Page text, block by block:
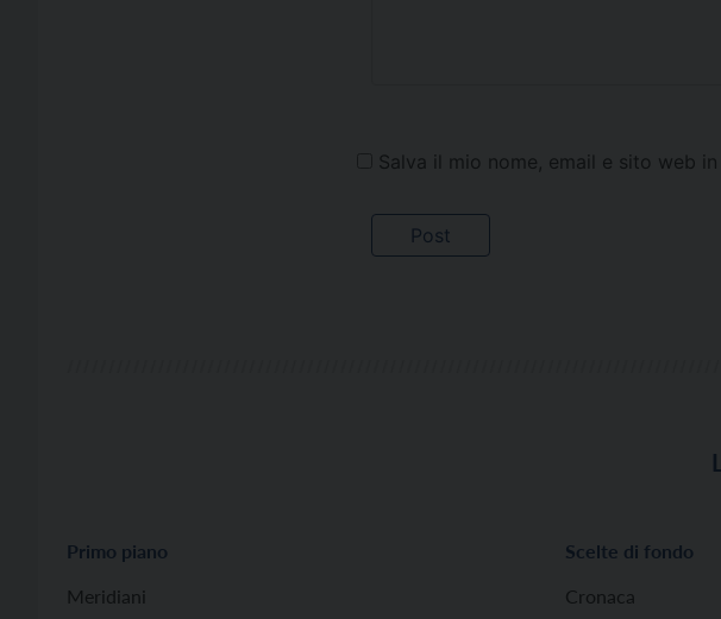
Salva il mio nome, email e sito web
Primo piano
Meridiani
Scelte di fondo
Cronaca